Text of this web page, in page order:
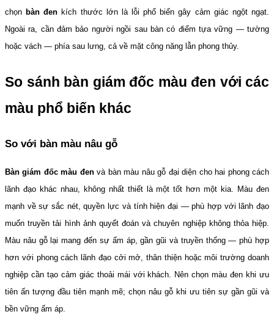
chọn bàn đen kích thước lớn là lỗi phổ biến gây cảm giác ngột ngạt.
Ngoài ra, cần đảm bảo người ngồi sau bàn có điểm tựa vững — tường
hoặc vách — phía sau lưng, cả về mặt công năng lẫn phong thủy.
So sánh bàn giám đốc màu đen với các
màu phổ biến khác
So với bàn màu nâu gỗ
Bàn giám đốc màu đen và bàn màu nâu gỗ đại diện cho hai phong cách
lãnh đạo khác nhau, không nhất thiết là một tốt hơn một kia. Màu đen
mạnh về sự sắc nét, quyền lực và tính hiện đại — phù hợp với lãnh đạo
muốn truyền tải hình ảnh quyết đoán và chuyên nghiệp không thỏa hiệp.
Màu nâu gỗ lại mang đến sự ấm áp, gần gũi và truyền thống — phù hợp
hơn với phong cách lãnh đạo cởi mở, thân thiện hoặc môi trường doanh
nghiệp cần tạo cảm giác thoải mái với khách. Nên chọn màu đen khi ưu
tiên ấn tượng đầu tiên mạnh mẽ; chọn nâu gỗ khi ưu tiên sự gần gũi và
bền vững ấm áp.